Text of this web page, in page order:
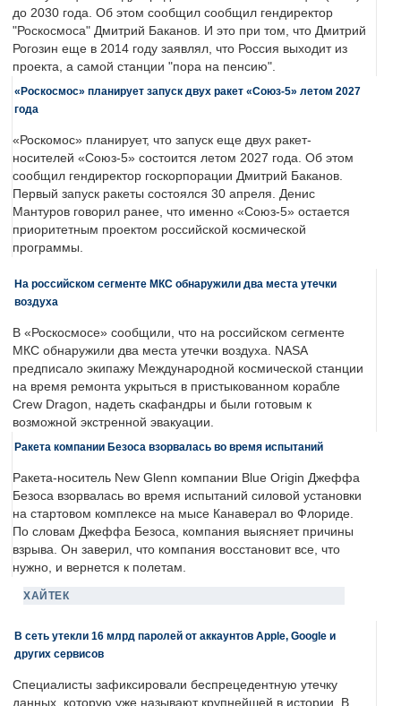
до 2030 года. Об этом сообщил сообщил гендиректор
"Роскосмоса" Дмитрий Баканов. И это при том, что Дмитрий
Рогозин еще в 2014 году заявлял, что Россия выходит из
проекта, а самой станции "пора на пенсию".
«Роскосмос» планирует запуск двух ракет «Союз-5» летом 2027
года
«Роскомос» планирует, что запуск еще двух ракет-
носителей «Союз-5» состоится летом 2027 года. Об этом
сообщил гендиректор госкорпорации Дмитрий Баканов.
Первый запуск ракеты состоялся 30 апреля. Денис
Мантуров говорил ранее, что именно «Союз-5» остается
приоритетным проектом российской космической
программы.
На российском сегменте МКС обнаружили два места утечки
воздуха
В «Роскосмосе» сообщили, что на российском сегменте
МКС обнаружили два места утечки воздуха. NASA
предписало экипажу Международной космической станции
на время ремонта укрыться в пристыкованном корабле
Crew Dragon, надеть скафандры и были готовым к
возможной экстренной эвакуации.
Ракета компании Безоса взорвалась во время испытаний
Ракета-носитель New Glenn компании Blue Origin Джеффа
Безоса взорвалась во время испытаний силовой установки
на стартовом комплексе на мысе Канаверал во Флориде.
По словам Джеффа Безоса, компания выясняет причины
взрыва. Он заверил, что компания восстановит все, что
нужно, и вернется к полетам.
ХАЙТЕК
В сеть утекли 16 млрд паролей от аккаунтов Apple, Google и
других сервисов
Специалисты зафиксировали беспрецедентную утечку
данных, которую уже называют крупнейшей в истории. В